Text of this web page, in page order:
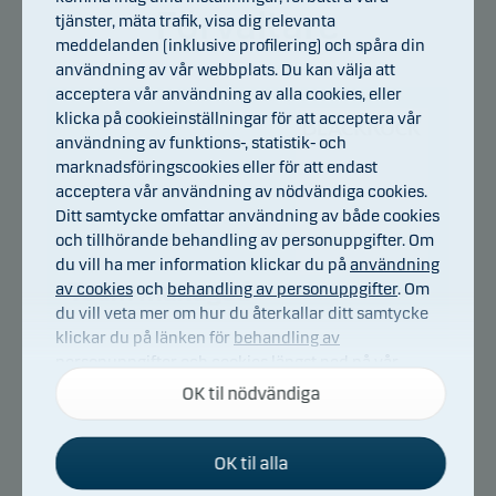
Förvaltare
Team managed
BlackRock Investment Management är världens
största kapitalförvaltare, med kontor i över 30
tjänster, mäta trafik, visa dig relevanta
meddelanden (inklusive profilering) och spåra din
användning av vår webbplats. Du kan välja att
acceptera vår användning av alla cookies, eller
klicka på cookieinställningar för att acceptera vår
användning av funktions-, statistik- och
marknadsföringscookies eller för att endast
acceptera vår användning av nödvändiga cookies.
Ditt samtycke omfattar användning av både cookies
och tillhörande behandling av personuppgifter. Om
du vill ha mer information klickar du påanvändning
av cookiesoch behandling av personuppgifter. Om
du vill veta mer om hur du återkallar ditt samtycke
klickar du på länken för behandling av
webbplats.
Nödvändiga cookies
OK til nödvändiga
OK til alla